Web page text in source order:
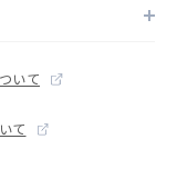
いて
て